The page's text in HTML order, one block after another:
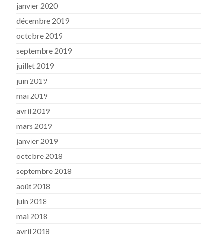
janvier 2020
décembre 2019
octobre 2019
septembre 2019
juillet 2019
juin 2019
mai 2019
avril 2019
mars 2019
janvier 2019
octobre 2018
septembre 2018
août 2018
juin 2018
mai 2018
avril 2018